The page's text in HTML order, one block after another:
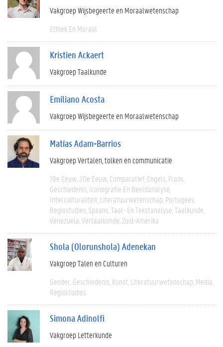
Vakgroep Wijsbegeerte en Moraalwetenschap
Ethiek En Moraal
Kristien Ackaert
Vakgroep Taalkunde
Emiliano Acosta
Vakgroep Wijsbegeerte en Moraalwetenschap
Matías Adam-Barrios
Vakgroep Vertalen, tolken en communicatie
19e Eeuw 20e Eeuw Comparatief Engels Frans
Geschiedenis Iconografie En Beeldanalyse
Interculturaliteit Literatuurwetenschap Portugees
Regiostudies Spaans Taal- En Tekstanalyse Taalkunde
Venezuela Vertaalkunde Zuid-Amerika
Shola (Olorunshola) Adenekan
Vakgroep Talen en Culturen
Gender Geschiedenis Kunst Literatuurwetenschap Media
Regiostudies
Simona Adinolfi
Vakgroep Letterkunde